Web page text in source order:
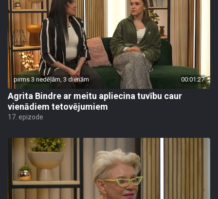
pirms 3 nedēļām, 3 dienām 00:01:27
Agrita Bindre ar meitu apliecina tuvību caur
vienādiem tetovējumiem
17. epizode